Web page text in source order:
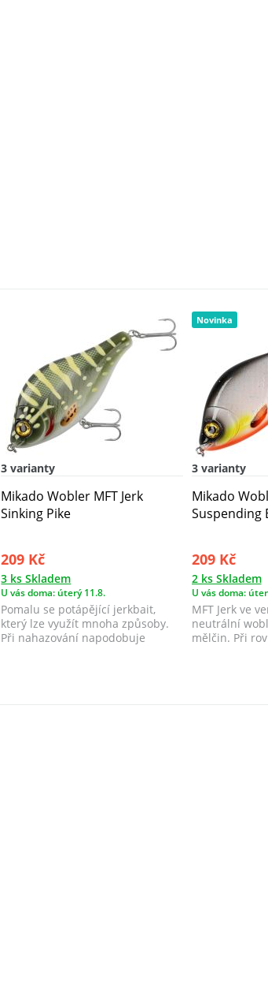
3 varianty
Mikado Wobler MFT Jerk
Sinking Pike
209 Kč
3 ks Skladem
U vás doma: úterý 11.8.
Pomalu se potápějící jerkbait,
který lze využít mnoha způsoby.
Při nahazování napodobuje
Novinka
3 varianty
Mikado
Suspending
209 Kč
2 ks Skladem
U vás doma:
MFT Jerk ve
neutrální
mělčin. Při